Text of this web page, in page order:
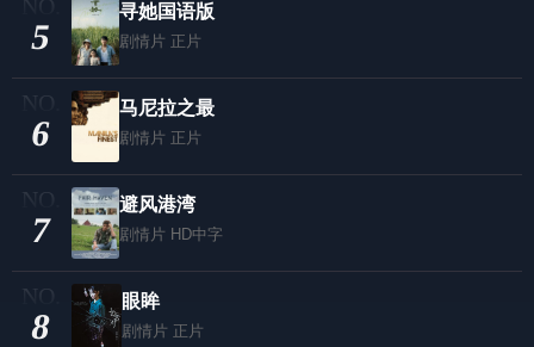
5
寻她国语版
剧情片 正片
6
马尼拉之最
剧情片 正片
7
避风港湾
剧情片 HD中字
8
眼眸
剧情片 正片